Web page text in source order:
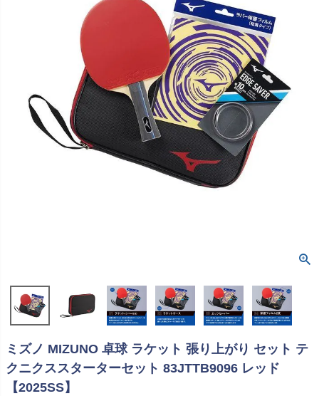
ミズノ MIZUNO 卓球 ラケット 張り上がり セット テ
クニクススターターセット 83JTTB9096 レッド
【2025SS】